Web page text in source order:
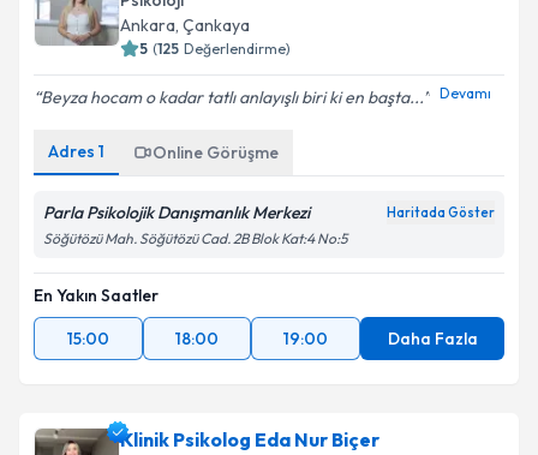
Ankara, Çankaya
5 (125 Değerlendirme)
Beyza hocam o kadar tatlı anlayışlı biri ki en başta... Devamı
Adres 1 Online Görüşme
Parla Psikolojik Danışmanlık Merkezi Haritada Göster
Söğütözü Mah. Söğütözü Cad. 2B Blok Kat:4 No:5
En Yakın Saatler
15:00
18:00 19:00 Daha Fazla
Klinik Psikolog Eda Nur Biçer